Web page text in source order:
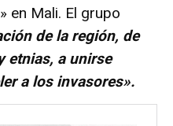
en Mali. El grupo
de la región, de
etnias, a unirse
a los invasores».